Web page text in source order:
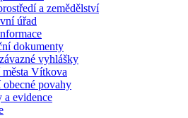
a zemědělství
úřad
dokumenty
vyhlášky
Vítkova
obecné povahy
a evidence